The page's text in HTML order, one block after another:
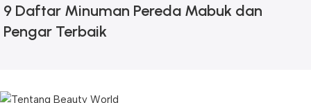
9 Daftar Minuman Pereda Mabuk dan
Pengar Terbaik